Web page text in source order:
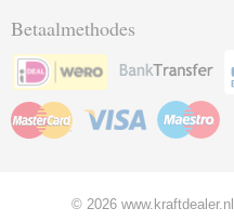
Betaalmethodes
© 2026